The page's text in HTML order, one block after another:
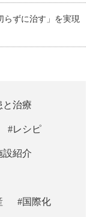
らずに治す」を実現
と治療
#レシピ
設紹介
#国際化